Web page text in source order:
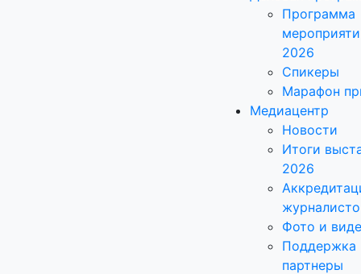
Программа
2026
Спикеры
Марафон
Медиацентр
Новости
Итоги
2026
Фото и
Поддержка
партнеры